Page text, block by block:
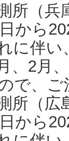
所（
から
に伴い
、2月
で、
所（
から